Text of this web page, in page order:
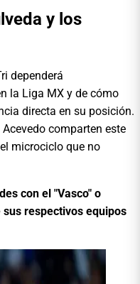
y los
dependerá
la Liga MX y de cómo
directa en su posición.
comparten este
microciclo que no
con el "Vasco" o
respectivos equipos